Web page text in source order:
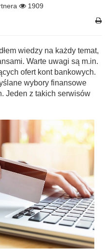
1909
wiedzy na każdy temat,
Warte uwagi są m.in.
ofert kont bankowych.
wybory finansowe
Jeden z takich serwisów